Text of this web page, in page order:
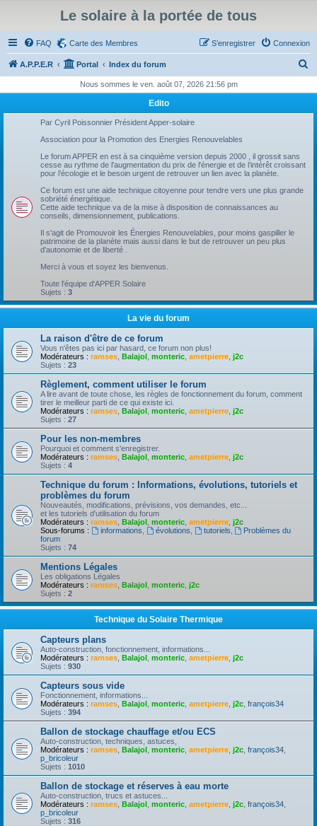
Le solaire à la portée de tous
FAQ Carte des Membres Connexion
S’enregistrer
A.P.P.E.R Portal Index du forum
h
Nous sommes le ven. août 07, 2026 21:56 pm
Edito
Par Cyril Poissonnier Président Apper-solaire
Association pour la Promotion des Energies Renouvelables
Le forum APPER en est à sa cinquième version depuis 2000 , il grossit sans
cesse au rythme de l'augmentation du prix de l'énergie et de l’intérêt croissant
pour l’écologie et le besoin urgent de retrouver un lien avec la planète.
Ce forum est une aide technique citoyenne pour tendre vers une plus grande
sobriété énergétique.
Cette aide technique va de la mise à disposition de connaissances au
conseils, dimensionnement, publications.
Il s'agit de Promouvoir les Énergies Renouvelables, pour moins gaspiller le
patrimoine de la planète mais aussi dans le but de retrouver un peu plus
d'autonomie et de liberté .
Merci à vous et soyez les bienvenus.
Toute l'équipe d'APPER Solaire
Sujets : 3
La vie du forum
La raison d'être de ce forum
Vous n'êtes pas ici par hasard, ce forum non plus!
Modérateurs : ramses Balajol monteric ametpierre j2c
Sujets : 23
Règlement, comment utiliser le forum
A lire avant de toute chose, les règles de fonctionnement du forum, comment
tirer le meilleur parti de ce qui existe ici.
Modérateurs : ramses Balajol monteric ametpierre j2c
Sujets : 27
Pour les non-membres
Pourquoi et comment s'enregistrer.
Modérateurs : ramses Balajol monteric ametpierre j2c
Sujets : 4
Technique du forum : Informations, évolutions, tutoriels et
problèmes du forum
Nouveautés, modifications, prévisions, vos demandes, etc...
et les tutoriels d'utilisation du forum
Modérateurs : ramses Balajol monteric ametpierre j2c
Sous-forums :
informations évolutions tutoriels
Problèmes du
forum
Sujets : 74
Mentions Légales
Les obligations Légales
Modérateurs : ramses Balajol monteric j2c
Sujets : 2
Technique du Solaire Thermique
Capteurs plans
Auto-construction, fonctionnement, informations...
Modérateurs : ramses Balajol monteric ametpierre j2c
Sujets : 930
Capteurs sous vide
Fonctionnement, informations...
Modérateurs : ramses Balajol monteric ametpierre j2c françois34
Sujets : 394
Ballon de stockage chauffage et/ou ECS
Auto-construction, techniques, astuces,
Modérateurs : ramses Balajol monteric ametpierre j2c françois34
p_bricoleur
Sujets : 1010
Ballon de stockage et réserves à eau morte
Auto-construction, trucs et astuces...
Modérateurs : ramses Balajol monteric ametpierre j2c françois34
p_bricoleur
Sujets : 316